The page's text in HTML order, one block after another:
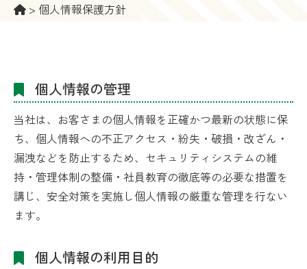
> 個人情報保護方針
個人情報の管理
当社は、お客さまの個人情報を正確かつ最新の状態に保
ち、個人情報への不正アクセス・紛失・破損・改ざん・
漏洩などを防止するため、セキュリティシステムの維
持・管理体制の整備・社員教育の徹底等の必要な措置を
講じ、安全対策を実施し個人情報の厳重な管理を行ない
ます。
個人情報の利用目的